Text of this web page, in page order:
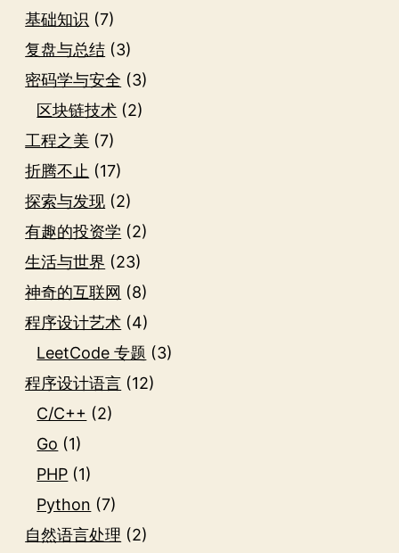
基础知识 (7)
复盘与总结 (3)
密码学与安全 (3)
区块链技术 (2)
工程之美 (7)
折腾不止 (17)
探索与发现 (2)
有趣的投资学 (2)
生活与世界 (23)
神奇的互联网 (8)
程序设计艺术 (4)
LeetCode 专题 (3)
程序设计语言 (12)
C/C++ (2)
Go (1)
PHP (1)
Python (7)
自然语言处理 (2)